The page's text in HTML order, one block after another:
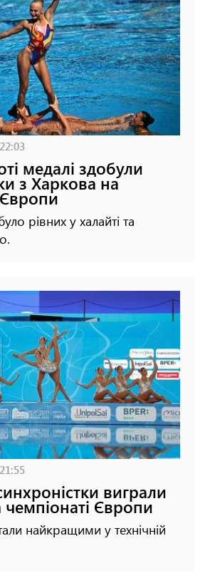
медалі здобули
з Харкова на
рівних у халайті та
виграли
Європи
найкращими у технічній